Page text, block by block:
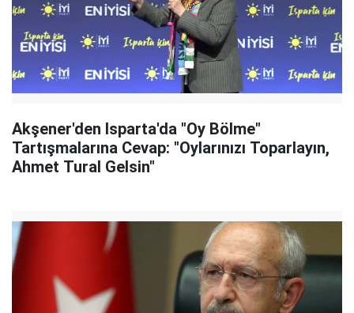
Akşener'den Isparta'da "Oy Bölme"
Tartışmalarına Cevap: "Oylarınızı Toparlayın,
Ahmet Tural Gelsin"